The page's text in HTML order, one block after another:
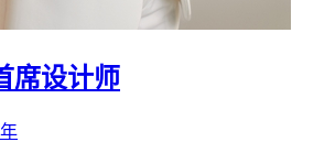
席设计师